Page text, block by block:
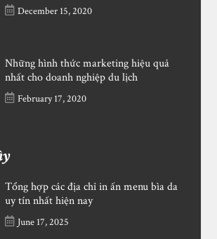
December 15, 2020
Những hình thức marketing hiệu quả
nhất cho doanh nghiệp du lịch
February 17, 2020
Tổng hợp các địa chỉ in ấn menu bìa da
uy tín nhất hiện nay
June 17, 2025